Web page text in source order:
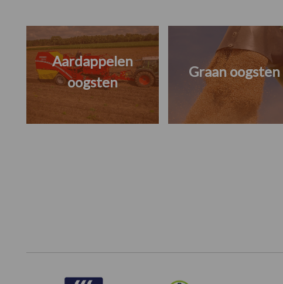
Aardappelen
oogsten
Graan oogsten